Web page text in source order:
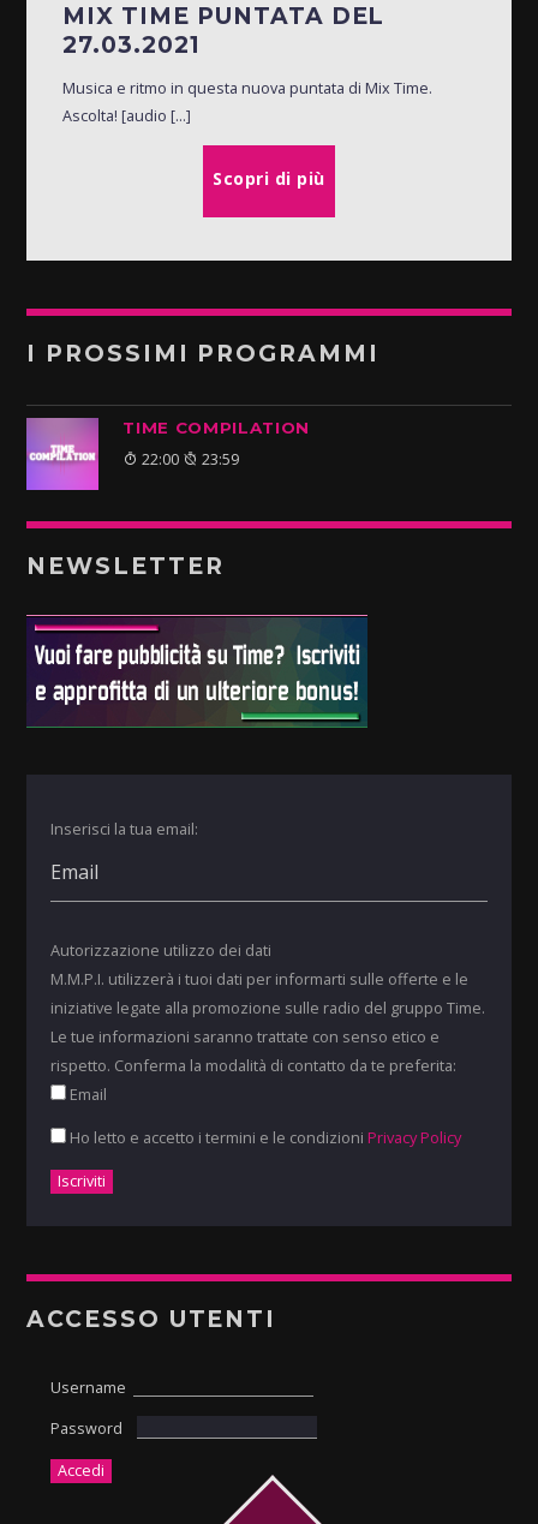
MIX TIME PUNTATA DEL
27.03.2021
Musica e ritmo in questa nuova puntata di Mix Time.
Ascolta! [audio [...]
Scopri di più
I PROSSIMI PROGRAMMI
TIME COMPILATION
22:00 23:59
NEWSLETTER
Inserisci la tua email:
Autorizzazione utilizzo dei dati
M.M.P.I. utilizzerà i tuoi dati per informarti sulle offerte e le
iniziative legate alla promozione sulle radio del gruppo Time.
Le tue informazioni saranno trattate con senso etico e
rispetto. Conferma la modalità di contatto da te preferita:
Email
Ho letto e accetto i termini e le condizioni Privacy Policy
ACCESSO UTENTI
Username
Password